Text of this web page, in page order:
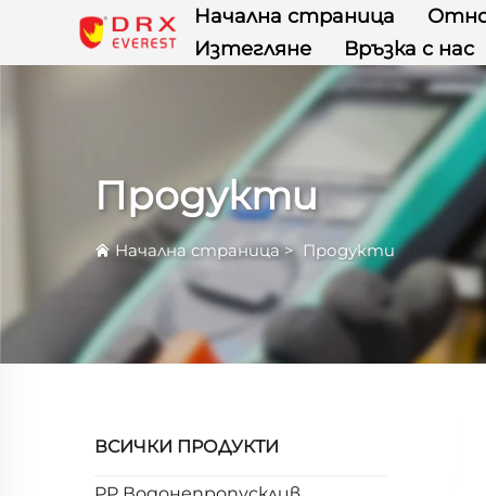
Начална страница
Изтегляне
Връзка с нас
Продукти
Начална страница> Продукти
ВСИЧКИ ПРОДУКТИ